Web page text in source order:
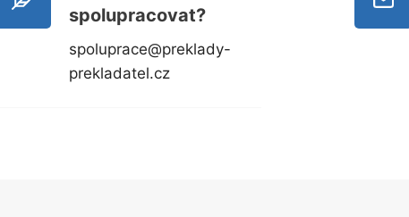
spolupracovat?
spoluprace@preklady-
prekladatel.cz